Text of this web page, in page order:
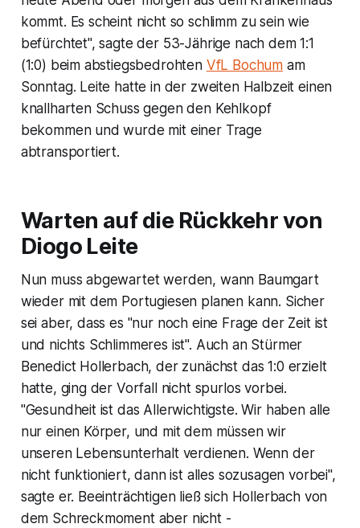
kommt. Es scheint nicht so schlimm zu sein wie
befürchtet", sagte der 53-Jährige nach dem 1:1
(1:0) beim abstiegsbedrohten VfL Bochum am
Sonntag. Leite hatte in der zweiten Halbzeit einen
knallharten Schuss gegen den Kehlkopf
bekommen und wurde mit einer Trage
abtransportiert.
Warten auf die Rückkehr von
Diogo Leite
Nun muss abgewartet werden, wann Baumgart
wieder mit dem Portugiesen planen kann. Sicher
sei aber, dass es "nur noch eine Frage der Zeit ist
und nichts Schlimmeres ist". Auch an Stürmer
Benedict Hollerbach, der zunächst das 1:0 erzielt
hatte, ging der Vorfall nicht spurlos vorbei.
"Gesundheit ist das Allerwichtigste. Wir haben alle
nur einen Körper, und mit dem müssen wir
unseren Lebensunterhalt verdienen. Wenn der
nicht funktioniert, dann ist alles sozusagen vorbei",
sagte er. Beeinträchtigen ließ sich Hollerbach von
dem Schreckmoment aber nicht -